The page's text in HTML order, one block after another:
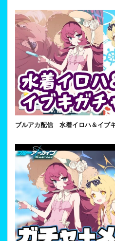
ブルアカ配信 水着イロハ＆イブ